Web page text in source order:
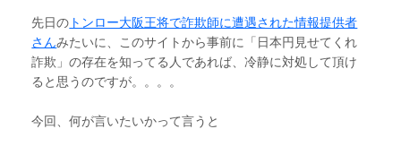
先日の トンロー大阪王将で詐欺師に遭遇された情報提供者
さんみたいに、このサイトから事前に「日本円見せてくれ
詐欺」の存在を知ってる人であれば、冷静に対処して頂け
ると思うのですが。。。。
今回、何が言いたいかって言うと